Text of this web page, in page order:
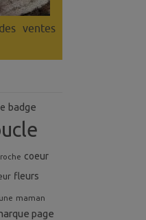
ventes
badge
coeur
fleurs
lune maman
page